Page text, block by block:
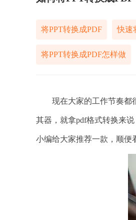
将PPT转换成PDF 快速
将PPT转换成PDF怎样做
现在大家的工作节奏都很
其器，就拿pdf格式转换来
小编给大家推荐一款，顺便